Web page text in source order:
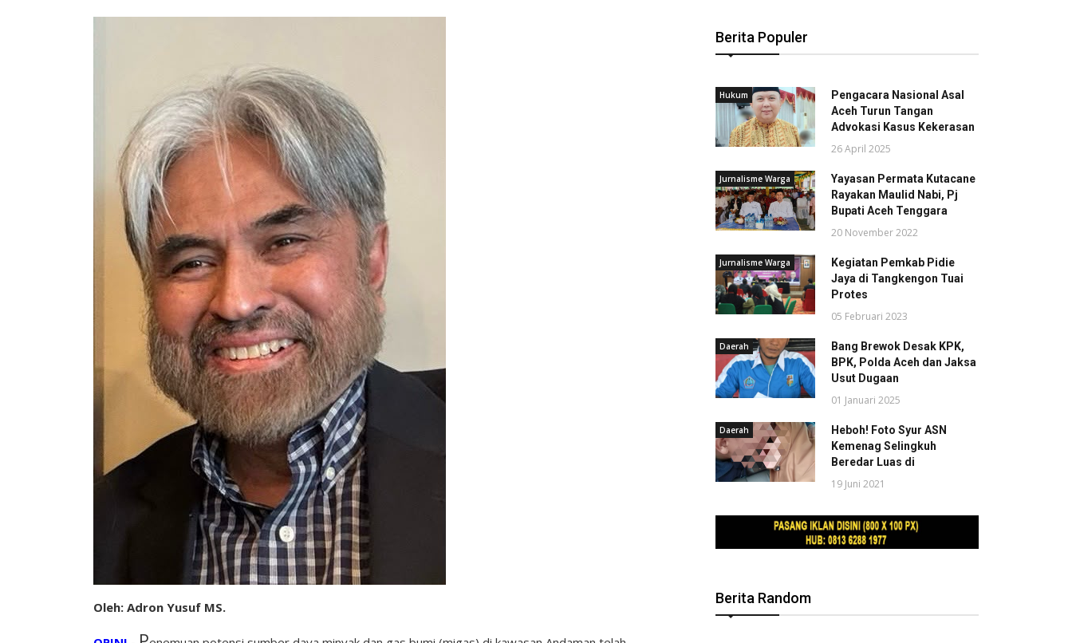
Oleh: Adron Yusuf MS.
Berita Populer
Hukum
Pengacara Nasional Asal
Aceh Turun Tangan
Advokasi Kasus Kekerasan
26 April 2025
Jurnalisme Warga
Yayasan Permata Kutacane
Rayakan Maulid Nabi, Pj
Bupati Aceh Tenggara
20 November 2022
Jurnalisme Warga
Kegiatan Pemkab Pidie
Jaya di Tangkengon Tuai
Protes
05 Februari 2023
Daerah
Bang Brewok Desak KPK,
BPK, Polda Aceh dan Jaksa
Usut Dugaan
01 Januari 2025
Daerah
Heboh! Foto Syur ASN
Kemenag Selingkuh
Beredar Luas di
19 Juni 2021
Berita Random